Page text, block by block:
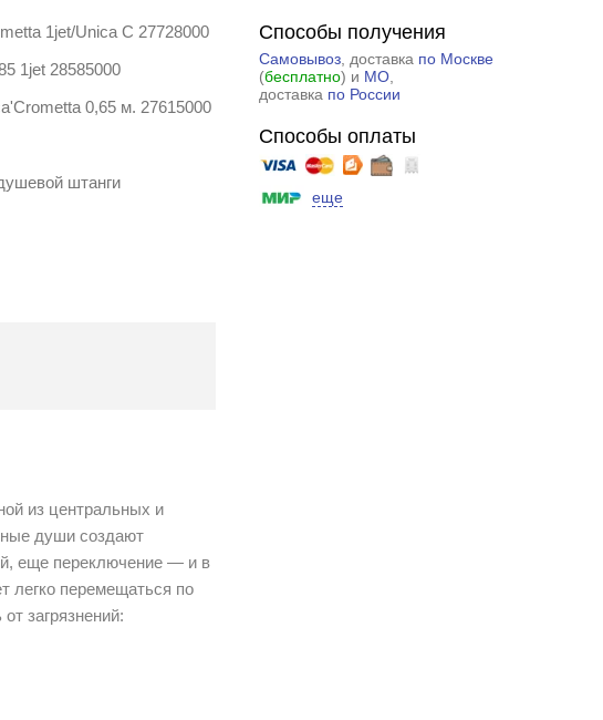
1jet/Unica С 27728000
1jet 28585000
0,65 м. 27615000
штанги
Способы получения
Самовывоз, доставка по Москве
(бесплатно) и МО,
доставка по России
Способы оплаты
еще
из центральных и
души создают
еще переключение — и в
легко перемещаться по
загрязнений: